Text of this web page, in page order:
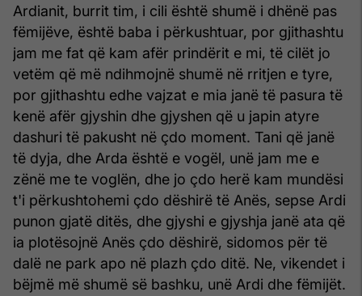
Ardianit, burrit tim, i cili është shumë i dhënë pas
fëmijëve, është baba i përkushtuar, por gjithashtu
jam me fat që kam afër prindërit e mi, të cilët jo
vetëm që më ndihmojnë shumë në rritjen e tyre,
por gjithashtu edhe vajzat e mia janë të pasura të
kenë afër gjyshin dhe gjyshen që u japin atyre
dashuri të pakusht në çdo moment. Tani që janë
të dyja, dhe Arda është e vogël, unë jam me e
zënë me te voglën, dhe jo çdo herë kam mundësi
t'i përkushtohemi çdo dëshirë të Anës, sepse Ardi
punon gjatë ditës, dhe gjyshi e gjyshja janë ata që
ia plotësojnë Anës çdo dëshirë, sidomos për të
dalë ne park apo në plazh çdo ditë. Ne, vikendet i
bëjmë më shumë së bashku, unë Ardi dhe fëmijët.